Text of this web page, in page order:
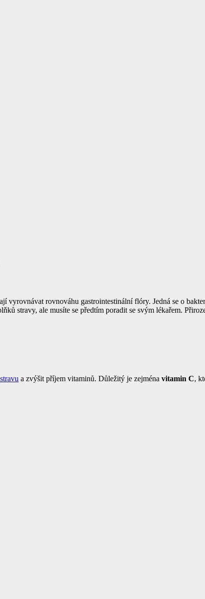
vyrovnávat rovnováhu gastrointestinální flóry. Jedná se o
stravy, ale musíte se předtím poradit se svým lékařem.
a zvýšit příjem vitaminů. Důležitý je zejména vitamin C,